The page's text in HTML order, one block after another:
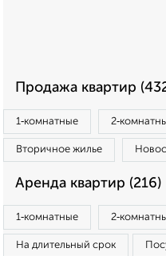
Продажа квартир
1‑комнатные
Вторичное жилье
Аренда квартир (216)
1‑комнатные
На длительный срок